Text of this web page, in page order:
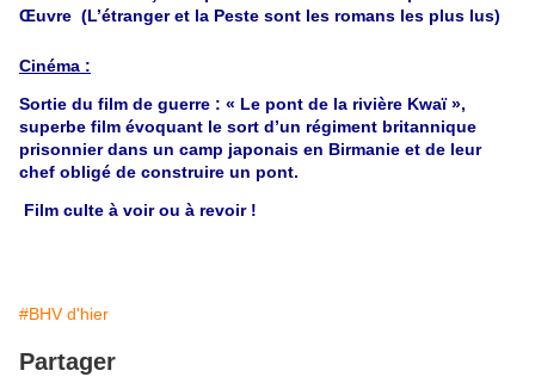
Œuvre (L’étranger et la Peste sont les romans les plus lus)
Cinéma :
Sortie du film de guerre : « Le pont de la rivière Kwaï »,
superbe film évoquant le sort d’un régiment britannique
prisonnier dans un camp japonais en Birmanie et de leur
chef obligé de construire un pont.
Film culte à voir ou à revoir !
#BHV d'hier
Partager